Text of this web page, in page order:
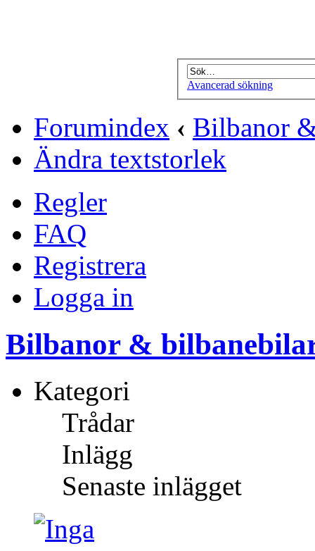
Avancerad sökning
Forumindex ‹ Bilbanor
Ändra textstorlek
Regler
FAQ
Registrera
Logga in
Bilbanor &
Kategori
Trådar
Inlägg
Senaste inlägget